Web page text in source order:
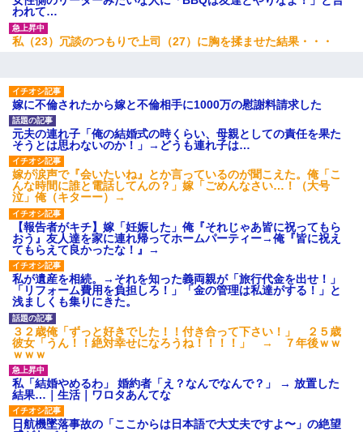
医者「糖尿病で余命1年です」 ワイ「知らんわｗどうせ死ぬなら
食べる量増やすわｗ」→結果ｗｗｗｗｗ
れて無事婚約破棄・・・
【復讐】義兄嫁「生活費、足りない分を貸してほしい」私「貸す
わけないでしょｗｗｗｗ」→ 理由を話したら泣き出して・・私
（あまりにも希望通り）
隣の部屋の住民の母親、オートロックを突破してマンションに入
り込んできたみたいで、ずっとドアの前で喚いてて滅茶苦茶うる
さかった。
この母親は娘の黒歴史を掘り出さないと死ぬんか？ 死ぬんか？
【衝撃】婚約者「兄と結婚はするけど嫁入りするわけじゃない。
お互い干渉はしないようにしましょう」→ その後に結納金の話を
したので、母が・・・
上司「何なの、この書類！！」私「あの‥」上司「今は私が話し
てるの！」私「ですから」上司「黙って聞きなさい！」私「それ
は」上司「言い訳しない！」→結果ｗｗｗｗｗ
われて…
私（23）冗談のつもりで上司（27）に胸を揉ませた結果・・・
嫁に不倫されたから嫁と不倫相手に1000万の慰謝料請求した
元夫の連れ子「俺の結婚式の時くらい、母親としての責任を果た
そうとは思わないのか！」→どうも連れ子は…
嫁が涙声で『会いたいね』とか言っているのが聞こえた。俺「こ
んな時間に誰と電話してんの？」嫁「ごめんなさい…！（大号
泣」俺（キターー）→
【報告者がキチ】嫁「妊娠した」俺『それじゃあ皆に祝ってもら
おう』友人達を家に連れ帰ってホームパーティー→俺『皆に祝え
てもらえて良かったな！』→
私が遺産を相続。→それを知った義両親が「旅行代金を出せ！」
「リフォーム費用を負担しろ！」「金の管理は私達がする！」と
浅ましくも集りにきた。
３２歳俺「ずっと好きでした！！付き合って下さい！」 ２５歳
彼女「うん！！絶対幸せになろうね！！！！」 → ７年後ｗｗ
ｗｗｗ
私「結婚やめるわ」 婚約者「え？なんでなんで？」 → 放置した
結果…｜生活｜ワロタあんてな
日航機墜落事故の「ここからは日本語で大丈夫ですよ〜」の絶望